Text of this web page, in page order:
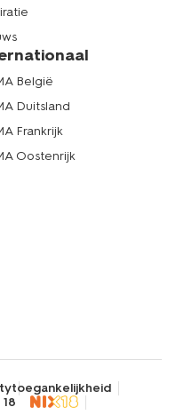
België
Duitsland
Frankrijk
Oostenrijk
toegankelijkheid